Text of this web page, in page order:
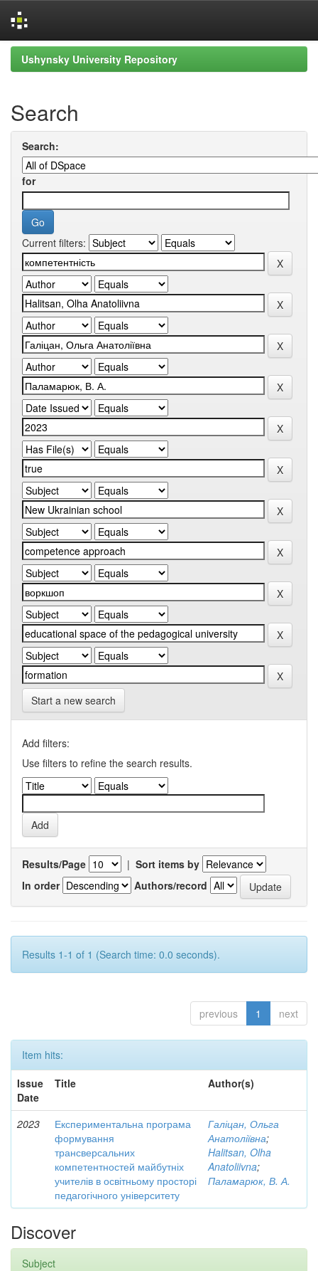
Skip
navigation
Ushynsky University Repository
Search
Search:
for
Current filters:
Start a new search
Add filters:
Use filters to refine the search results.
Results/Page | Sort items by
In order
Authors/record
Results 1-1 of 1 (Search time: 0.0 seconds).
previous 1 next
Item hits:
Issue
Date
Title Author(s)
2023
Експериментальна програма
формування
трансверсальних
компетентностей майбутніх
учителів в освітньому просторі
педагогічного університету
Галіцан, Ольга
Анатоліївна;
Halitsan, Olha
Anatoliivna;
Паламарюк, В. А.
Discover
Subject